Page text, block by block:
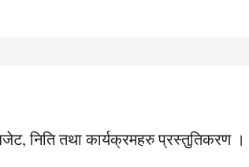
निति तथा कार्यक्रमहरु प्रस्तुतिकरण ।